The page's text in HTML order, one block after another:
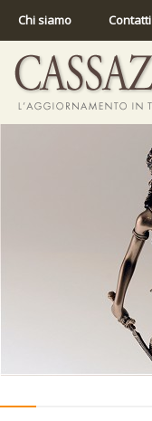
Chi siamo Contatti